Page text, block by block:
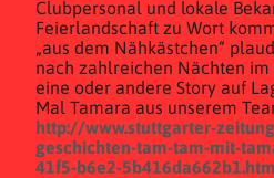
Clubpersonal und lokale
Feierlandschaft zu Wort
„aus dem Nähkästchen“
nach zahlreichen Nächten
eine oder andere Story auf
Mal Tamara aus unserem
http://www.stuttgarter-
geschichten-tam-tam-mit-
41f5-b6e2-